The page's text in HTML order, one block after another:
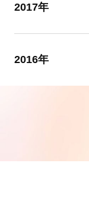
2017年
2016年